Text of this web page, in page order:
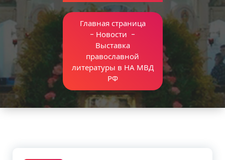
Главная страница
- Новости -
Выставка
православной
литературы в НА МВД
РФ